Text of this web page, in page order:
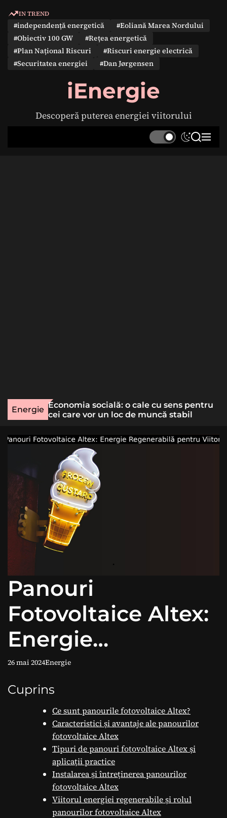
IN TREND
#independență energetică
#Eoliană Marea Nordului
#Obiectiv 100 GW
#Rețea energetică
#Plan Național Riscuri
#Riscuri energie electrică
#Securitatea energiei
#Dan Jørgensen
iEnergie
Descoperă puterea energiei viitorului
S
S M
Energie
rară
Economia socială: o cale cu sens pentru
cei care vor un loc de muncă stabil
Panouri
Fotovoltaice Altex:
Energie
Regenerabilă
pentru Viitor.
26 mai 2024Energie
Cuprins
Ce sunt panourile fotovoltaice Altex?
Caracteristici și avantaje ale panourilor
fotovoltaice Altex
Tipuri de panouri fotovoltaice Altex și
aplicații practice
Instalarea și întreținerea panourilor
fotovoltaice Altex
Viitorul energiei regenerabile și rolul
panourilor fotovoltaice Altex